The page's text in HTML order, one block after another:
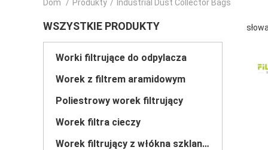
Dom / Produkty / Industrial Dust Collector Bags
WSZYSTKIE PRODUKTY
Worki filtrujące do odpylacza
Worek z filtrem aramidowym
Poliestrowy worek filtrujący
Worek filtra cieczy
Worek filtrujący z włókna szklanego